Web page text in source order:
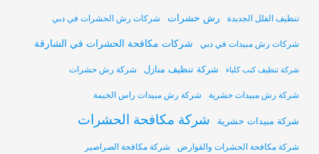
تنظيف الفلل الجديدة رش حشرات شركات رش الحشرات في دبي
شركات رش مبيدات في دبي شركات مكافحة الحشرات في الشارقة
شركة تنظيف كنب كلباء شركة تنظيف منازل شركة رش حشرات
شركة رش مبيدات حشرية شركة رش مبيدات راس الخيمة
شركة مبيدات حشرية شركة مكافحة الحشرات
شركة مكافحة الحشرات والقوارض شركة مكافحة الصراصير